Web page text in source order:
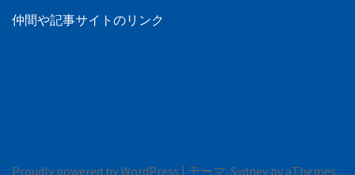
仲間や記事サイトのリンク
Proudly powered by WordPress | テーマ: Sydney by aThemes.